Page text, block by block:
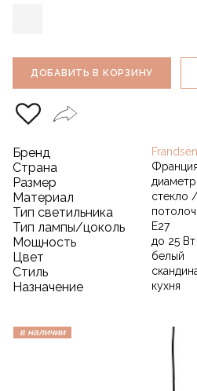
ДОБАВИТЬ В КОРЗИНУ
Бренд Frandsen
Страна Франция
Размер
Материал стекло
Тип светильника
Тип лампы/цоколь E27
Мощность до 25 Вт
Цвет белый
Стиль
Назначение кухня
в наличии